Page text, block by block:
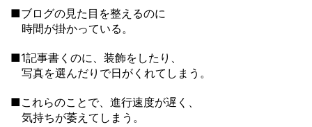
■ブログの見た目を整えるのに
時間が掛かっている。
■1記事書くのに、装飾をしたり、
写真を選んだりで日がくれてしまう。
■これらのことで、進行速度が遅く、
気持ちが萎えてしまう。